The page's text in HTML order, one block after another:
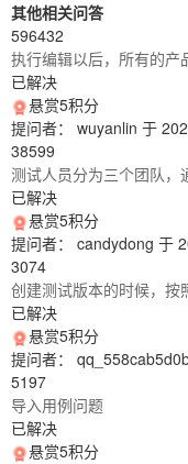
其他相关问答
596432
执行编辑以后，所有的产
已解决
悬赏5积分
提问者： wuyanlin 于
38599
已解决
悬赏5积分
提问者： candydong 于
3074
创建测试版本的时候，按
已解决
悬赏5积分
提问者：
5197
导入用例问题
已解决
悬赏5积分